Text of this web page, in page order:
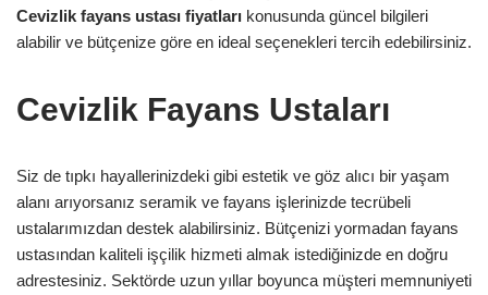
Cevizlik fayans ustası fiyatları konusunda güncel bilgileri
alabilir ve bütçenize göre en ideal seçenekleri tercih edebilirsiniz.
Cevizlik Fayans Ustaları
Siz de tıpkı hayallerinizdeki gibi estetik ve göz alıcı bir yaşam
alanı arıyorsanız seramik ve fayans işlerinizde tecrübeli
ustalarımızdan destek alabilirsiniz. Bütçenizi yormadan fayans
ustasından kaliteli işçilik hizmeti almak istediğinizde en doğru
adrestesiniz. Sektörde uzun yıllar boyunca müşteri memnuniyeti